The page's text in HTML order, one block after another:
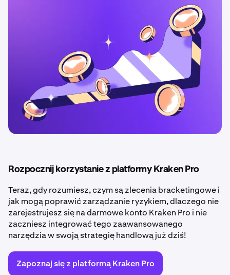
Rozpocznij korzystanie z platformy Kraken Pro
Teraz, gdy rozumiesz, czym są zlecenia bracketingowe i
jak mogą poprawić zarządzanie ryzykiem, dlaczego nie
zarejestrujesz się na darmowe konto Kraken Pro i nie
zaczniesz integrować tego zaawansowanego
narzędzia w swoją strategię handlową już dziś!
Zapoznaj się z platformą Kraken Pro